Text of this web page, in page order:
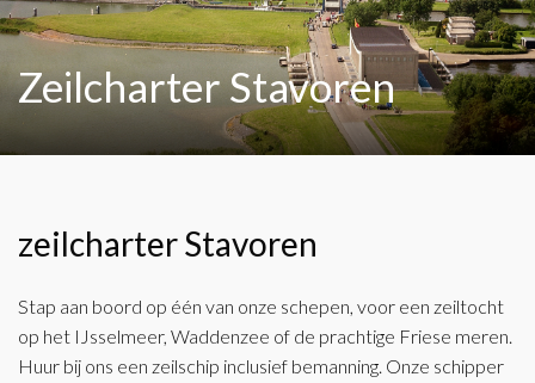
Zeilcharter Stavoren
zeilcharter Stavoren
Stap aan boord op één van onze schepen, voor een zeiltocht
op het IJsselmeer, Waddenzee of de prachtige Friese meren.
Huur bij ons een zeilschip inclusief bemanning. Onze schipper